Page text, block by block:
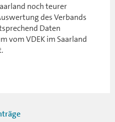
noch teurer
des Verbands
Daten
vom VDEK im Saarland